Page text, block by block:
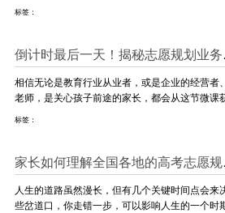
标签：
倒计
相信无论是教育行业从业者，或是企业的经营者
老师，是关心孩子前途的家长，都会从这节微课
标签：
家长
人生的道路虽然漫长，但有几个关键时间点会
些岔道口，你走错一步，可以影响人生的一个时